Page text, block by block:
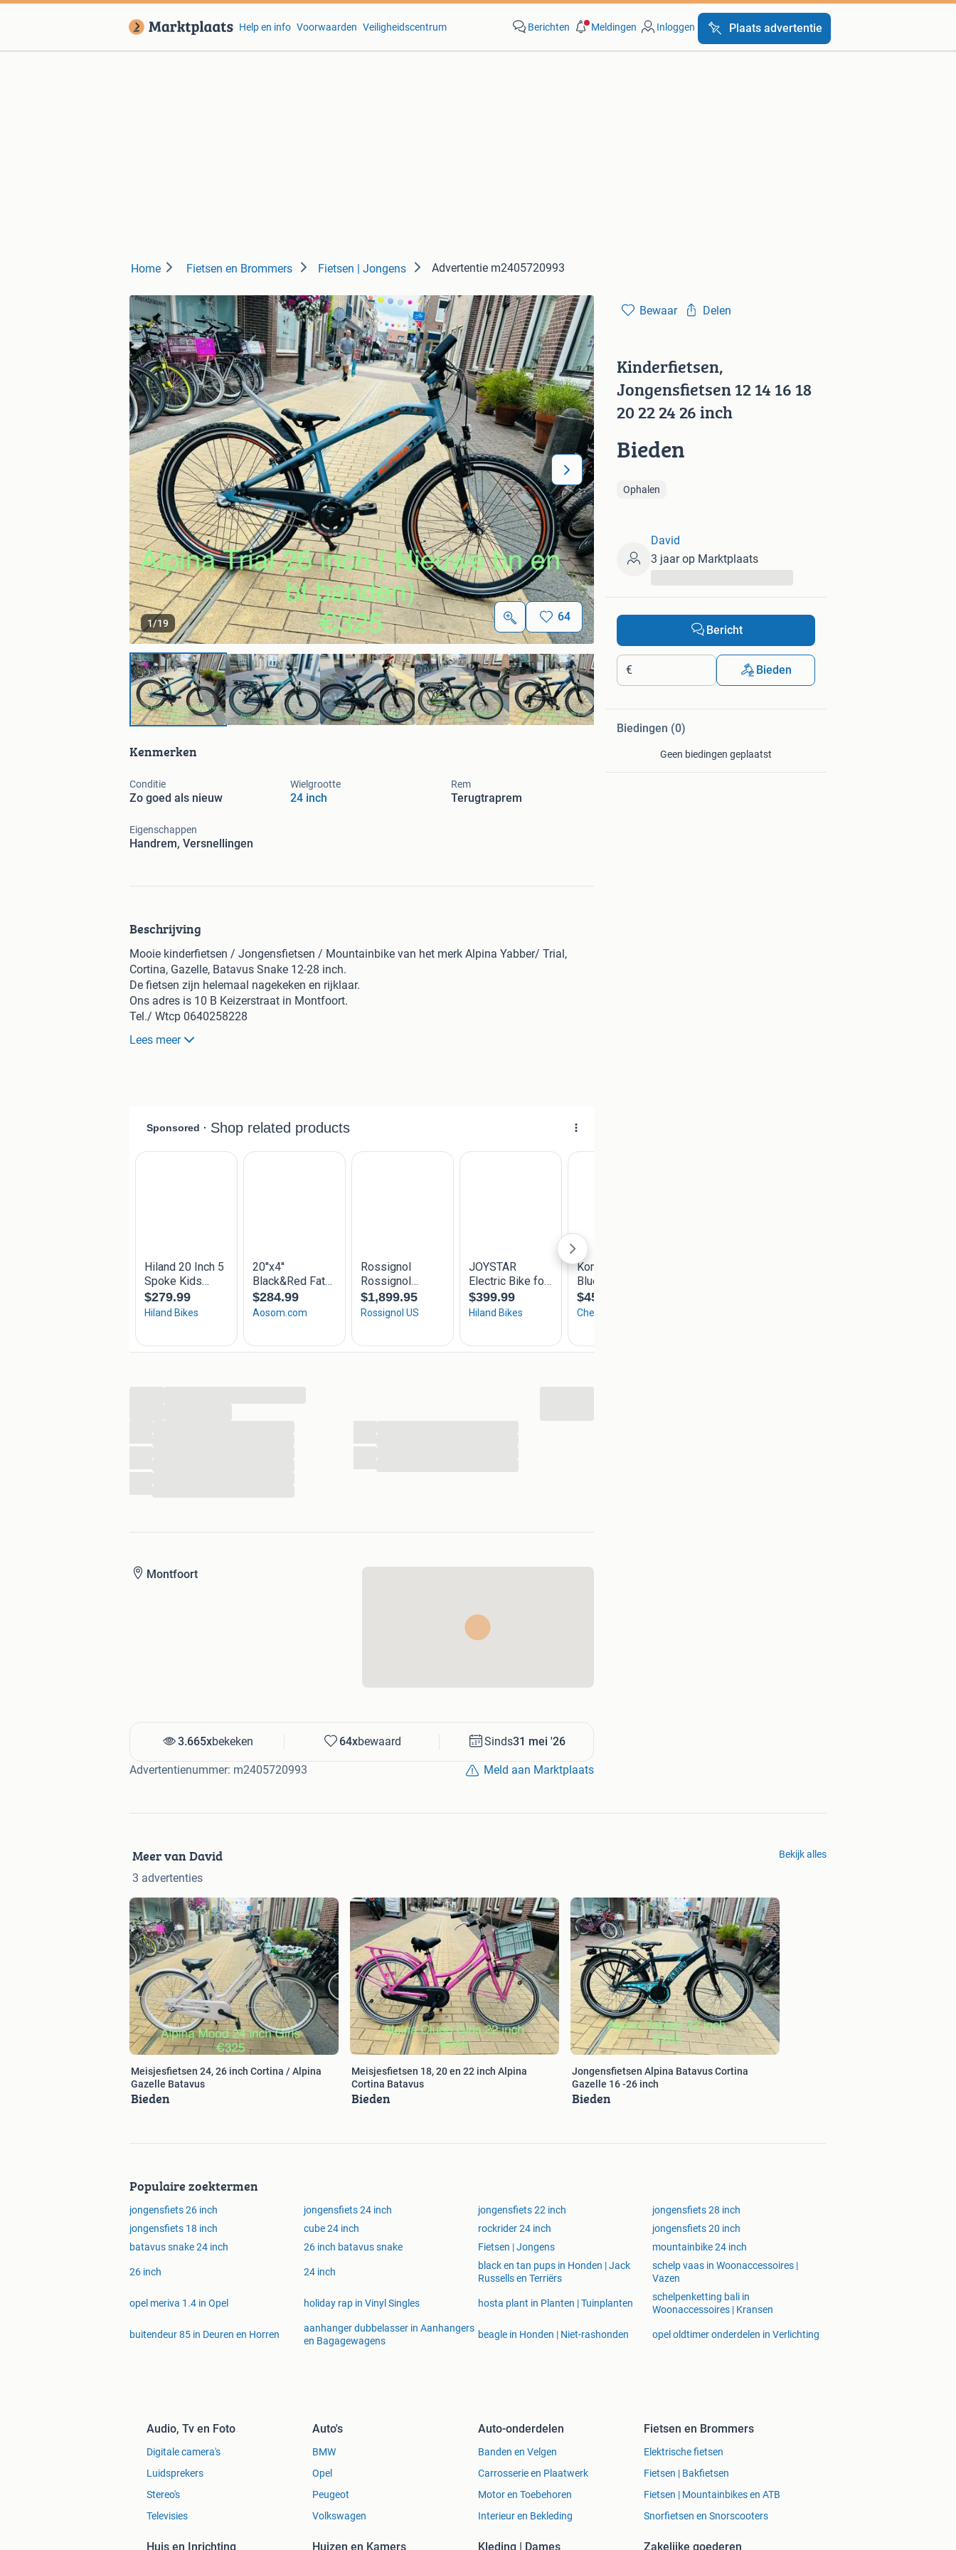
Help en info Voorwaarden Veiligheidscentrum Berichten Meldingen Inloggen Plaats advertentie
Home Fietsen en Brommers Fietsen | Jongens Advertentie m2405720993
1/19 64
Kenmerken
Conditie
Zo goed als nieuw
Wielgrootte
24 inch
Rem
Terugtraprem
Eigenschappen
Handrem, Versnellingen
Beschrijving
Mooie kinderfietsen / Jongensfietsen / Mountainbike van het merk Alpina Yabber/ Trial,
Cortina, Gazelle, Batavus Snake 12-28 inch.
De fietsen zijn helemaal nagekeken en rijklaar.
Ons adres is 10 B Keizerstraat in Montfoort.
Tel./ Wtcp 0640258228
We zijn open elke vrijdag / zaterdag 11-16:00 uur
Lees meer
Montfoort
3.665xbekeken 64xbewaard Sinds31 mei '26
Advertentienummer: m2405720993 Meld aan Marktplaats
Bewaar Delen
Kinderfietsen,
Jongensfietsen 12 14 16 18
20 22 24 26 inch
Bieden
Ophalen
David
3 jaar op Marktplaats
Bericht
€ Bieden
Biedingen (0)
Geen biedingen geplaatst
Meer van David
3 advertenties
Bekijk alles
Meisjesfietsen 24, 26 inch Cortina / Alpina
Gazelle Batavus
Bieden
Meisjesfietsen 18, 20 en 22 inch Alpina
Cortina Batavus
Bieden
Jongensfietsen Alpina Batavus Cortina
Gazelle 16 -26 inch
Bieden
Populaire zoektermen
jongensfiets 26 inch jongensfiets 24 inch jongensfiets 22 inch
jongensfiets 28 inch
jongensfiets 18 inch
cube 24 inch rockrider 24 inch
jongensfiets 20 inch
batavus snake 24 inch
26 inch batavus snake Fietsen | Jongens mountainbike 24 inch
26 inch 24 inch
black en tan pups in Honden | Jack
Russells en Terriërs
schelp vaas in Woonaccessoires |
Vazen
opel meriva 1.4 in Opel holiday rap in Vinyl Singles hosta plant in Planten | Tuinplanten
schelpenketting bali in
Woonaccessoires | Kransen
buitendeur 85 in Deuren en Horren
aanhanger dubbelasser in Aanhangers
en Bagagewagens
beagle in Honden | Niet-rashonden opel oldtimer onderdelen in Verlichting
Audio, Tv en Foto
Digitale camera's
Luidsprekers
Stereo's
Televisies
Auto's
BMW
Opel
Peugeot
Volkswagen
Auto-onderdelen
Banden en Velgen
Carrosserie en Plaatwerk
Motor en Toebehoren
Interieur en Bekleding
Fietsen en Brommers
Elektrische fietsen
Fietsen | Bakfietsen
Fietsen | Mountainbikes en ATB
Snorfietsen en Snorscooters
Huis en Inrichting Huizen en Kamers Kleding | Dames Zakelijke goederen